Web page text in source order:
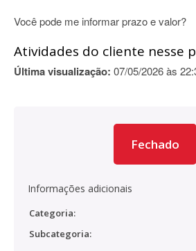
Você pode me informar prazo e valor?
Atividades do cliente nesse
Última visualização: 07/05/2026 às
Fechado
Informações adicionais
Categoria:
Subcategoria: